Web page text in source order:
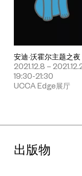
计，浙江摄影出版社
在UCCA Edge“成为
多样的公共活动！其
影像分享，七场与
进行的实验艺术项目
安迪·沃霍尔主题之夜
2021.12.8 –
19:30-21:30
UCCA Edge展厅
出版物